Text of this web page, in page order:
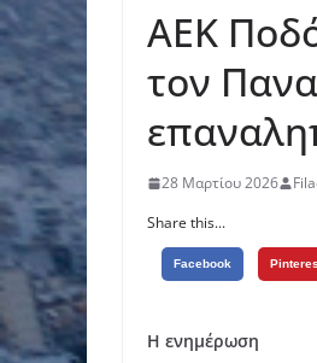
ΑΕΚ
τον
28 Μαρτίου 2026
Share this...
Facebook
Η ενημέρωση